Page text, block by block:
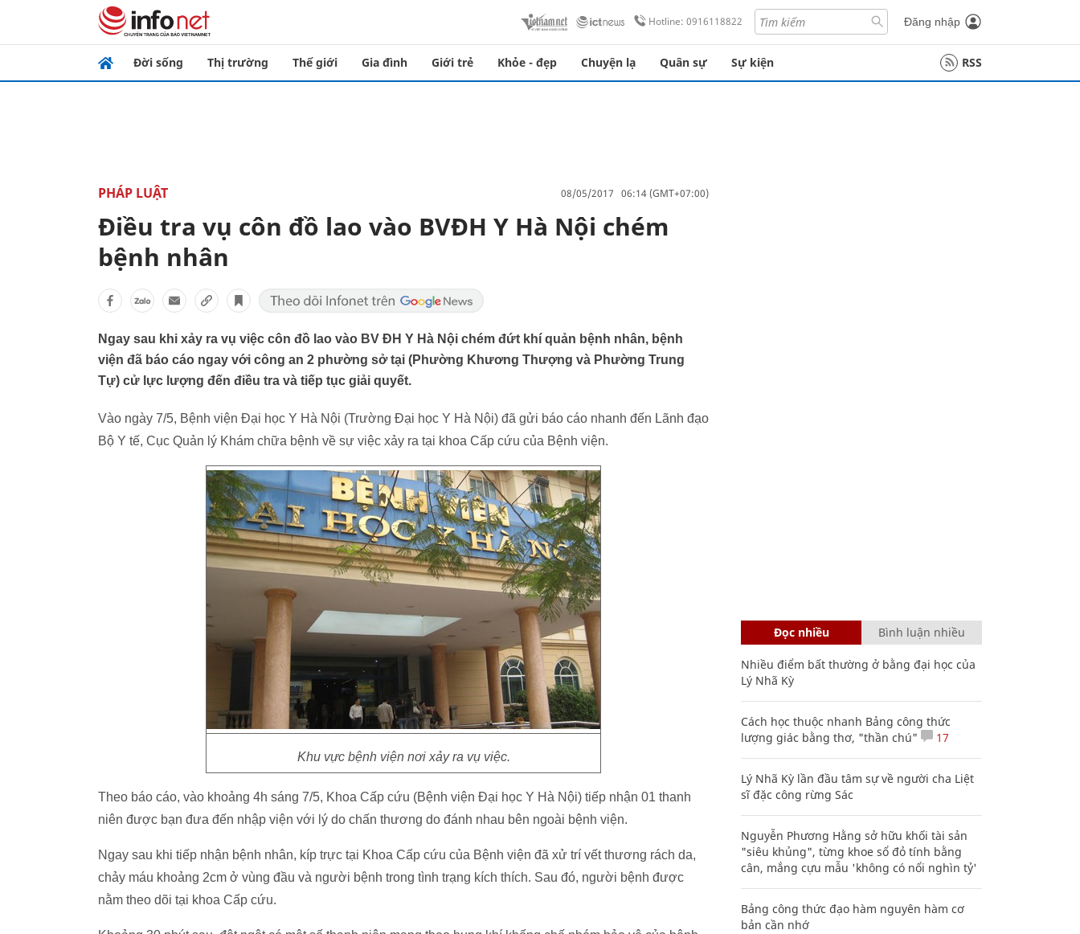
Hotline: 0916118822 Đăng nhập
Đời sống Thị trường Thế giới Gia đình Giới trẻ Khỏe - đẹp Chuyện lạ Quân sự Sự kiện RSS
PHÁP LUẬT 08/05/2017 06:14 (GMT+07:00)
Điều tra vụ côn đồ lao vào BVĐH Y Hà Nội chém
bệnh nhân
Ngay sau khi xảy ra vụ việc côn đồ lao vào BV ĐH Y Hà Nội chém đứt khí quản bệnh nhân, bệnh
viện đã báo cáo ngay với công an 2 phường sở tại (Phường Khương Thượng và Phường Trung
Tự) cử lực lượng đến điều tra và tiếp tục giải quyết.
Vào ngày 7/5, Bệnh viện Đại học Y Hà Nội (Trường Đại học Y Hà Nội) đã gửi báo cáo nhanh đến Lãnh đạo
Bộ Y tế, Cục Quản lý Khám chữa bệnh về sự việc xảy ra tại khoa Cấp cứu của Bệnh viện.
Khu vực bệnh viện nơi xảy ra vụ việc.
Theo báo cáo, vào khoảng 4h sáng 7/5, Khoa Cấp cứu (Bệnh viện Đại học Y Hà Nội) tiếp nhận 01 thanh
niên được bạn đưa đến nhập viện với lý do chấn thương do đánh nhau bên ngoài bệnh viện.
Ngay sau khi tiếp nhận bệnh nhân, kíp trực tại Khoa Cấp cứu của Bệnh viện đã xử trí vết thương rách da,
chảy máu khoảng 2cm ở vùng đầu và người bệnh trong tình trạng kích thích. Sau đó, người bệnh được
nằm theo dõi tại khoa Cấp cứu.
Đọc nhiều Bình luận nhiều
Nhiều điểm bất thường ở bằng đại học của
Lý Nhã Kỳ
Cách học thuộc nhanh Bảng công thức
lượng giác bằng thơ, "thần chú"
17
Lý Nhã Kỳ lần đầu tâm sự về người cha Liệt
sĩ đặc công rừng Sác
Nguyễn Phương Hằng sở hữu khối tài sản
"siêu khủng", từng khoe sổ đỏ tính bằng
cân, mắng cựu mẫu 'không có nổi nghìn tỷ'
Bảng công thức đạo hàm nguyên hàm cơ
bản cần nhớ